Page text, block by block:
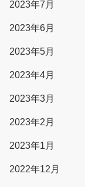
2023年7月
2023年6月
2023年5月
2023年4月
2023年3月
2023年2月
2023年1月
2022年12月